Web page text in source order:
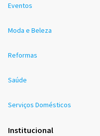
Eventos
Moda e Beleza
Reformas
Saúde
Serviços Domésticos
Institucional